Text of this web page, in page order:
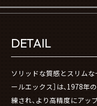
DETAIL
ソリッドな質感とスリムな
ールエックス］は、1978年
練され、より高精度にアッ